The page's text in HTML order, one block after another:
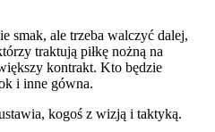
smak, ale trzeba walczyć dalej,
traktują piłkę nożną na
kontrakt. Kto będzie
i inne gówna.
kogoś z wizją i taktyką.